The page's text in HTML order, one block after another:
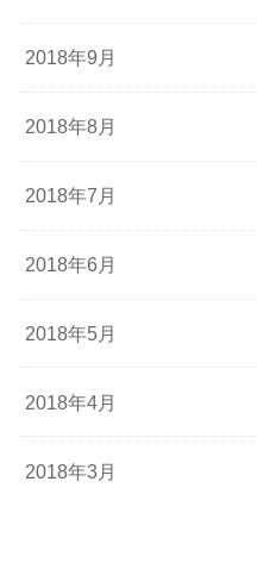
2018年9月
2018年8月
2018年7月
2018年6月
2018年5月
2018年4月
2018年3月